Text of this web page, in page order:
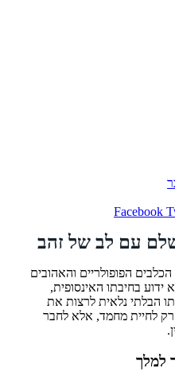
Facebook
עם לב של זהב
הפופולריים והאהובים
ידוע בחיבתו האינסופית,
הבלתי נלאית לרצות את
רק לחיית מחמד, אלא לחבר
למלך